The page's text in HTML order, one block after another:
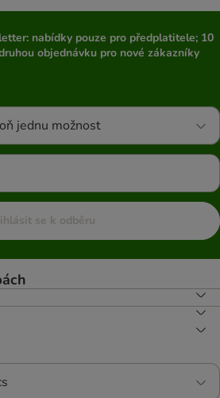
nabídky pouze pro předplatitele; 10
objednávku pro nové zákazníky
jednu možnost
se k odběru